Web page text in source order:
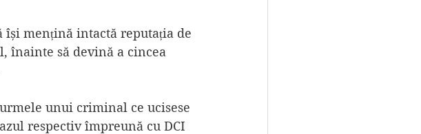
își mențină intactă reputația de
înainte să devină a cincea
unui criminal ce ucisese
respectiv împreună cu DCI